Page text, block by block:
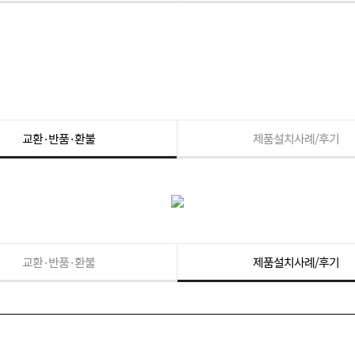
교환·반품·환불 제품설치사례/후기
교환·반품·환불 제품설치사례/후기